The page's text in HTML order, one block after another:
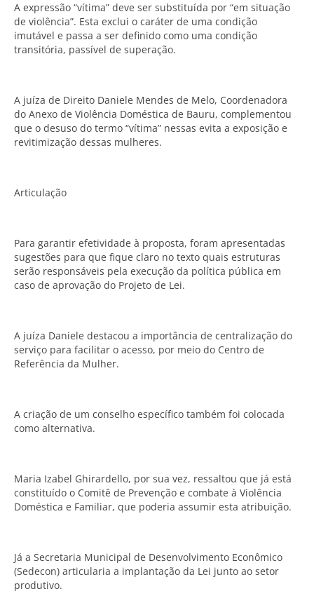
A expressão “vítima” deve ser substituída por “em situação
de violência”. Esta exclui o caráter de uma condição
imutável e passa a ser definido como uma condição
transitória, passível de superação.
A juíza de Direito Daniele Mendes de Melo, Coordenadora
do Anexo de Violência Doméstica de Bauru, complementou
que o desuso do termo “vítima” nessas evita a exposição e
revitimização dessas mulheres.
Articulação
Para garantir efetividade à proposta, foram apresentadas
sugestões para que fique claro no texto quais estruturas
serão responsáveis pela execução da política pública em
caso de aprovação do Projeto de Lei.
A juíza Daniele destacou a importância de centralização do
serviço para facilitar o acesso, por meio do Centro de
Referência da Mulher.
A criação de um conselho específico também foi colocada
como alternativa.
Maria Izabel Ghirardello, por sua vez, ressaltou que já está
constituído o Comitê de Prevenção e combate à Violência
Doméstica e Familiar, que poderia assumir esta atribuição.
Já a Secretaria Municipal de Desenvolvimento Econômico
(Sedecon) articularia a implantação da Lei junto ao setor
produtivo.